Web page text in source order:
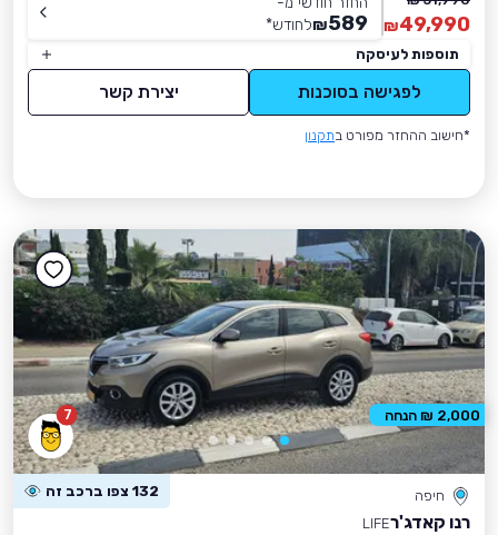
49,990
₪
589
₪לחודש*
תוספות לעיסקה
לפגישה בסוכנות יצירת קשר
*חישוב ההחזר מפורט בתקנון
7
חיפה 132 צפו ברכב זה
רנו קאדג'רLIFE
2,000 ₪ הנחה